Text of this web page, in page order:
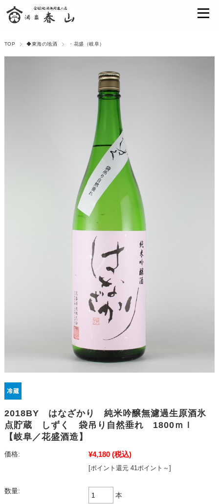
TOP ◆東海の地酒 ・花盛（岐阜）
2018BY はなざかり 純米吟醸無濾過生原酒氷
点貯蔵 しずく 袋吊り自然垂れ 1800ｍｌ
【岐阜／花盛酒造】
価格: ¥4,180 (税込)
[ポイント還元 41ポイント～]
数量:
本